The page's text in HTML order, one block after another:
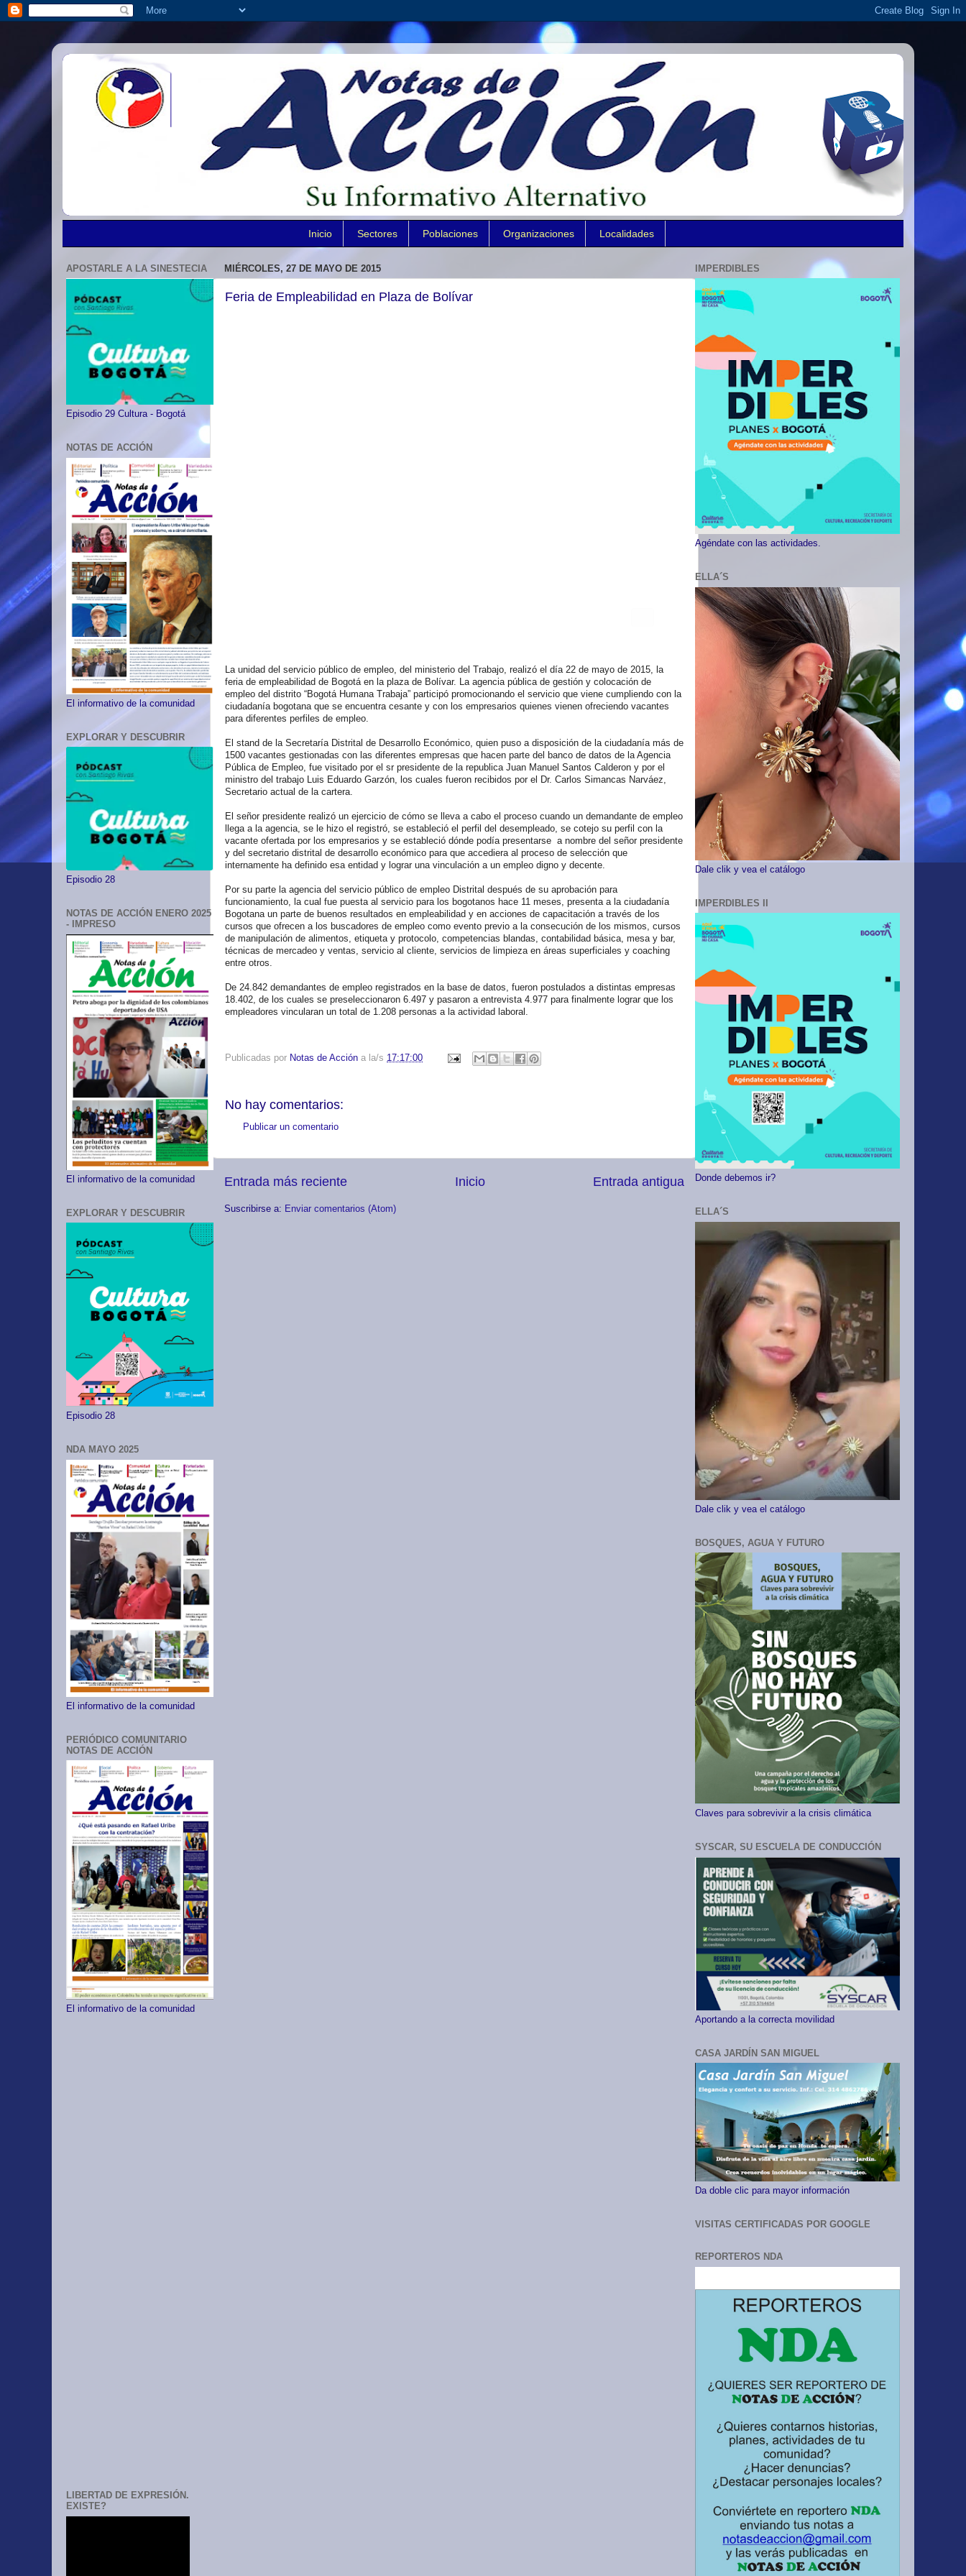
Inicio Sectores Poblaciones Organizaciones Localidades
MIÉRCOLES, 27 DE MAYO DE 2015
Feria de Empleabilidad en Plaza de Bolívar
La unidad del servicio público de empleo, del ministerio del Trabajo, realizó el día 22 de mayo de 2015, la
feria de empleabilidad de Bogotá en la plaza de Bolívar. La agencia pública de gestión y colocación de
empleo del distrito “Bogotá Humana Trabaja” participó promocionando el servicio que viene cumpliendo con la
ciudadanía bogotana que se encuentra cesante y con los empresarios quienes vienen ofreciendo vacantes
para diferentes perfiles de empleo.
El stand de la Secretaría Distrital de Desarrollo Económico, quien puso a disposición de la ciudadanía más de
1500 vacantes gestionadas con las diferentes empresas que hacen parte del banco de datos de la Agencia
Pública de Empleo, fue visitado por el sr presidente de la republica Juan Manuel Santos Calderon y por el
ministro del trabajo Luis Eduardo Garzón, los cuales fueron recibidos por el Dr. Carlos Simancas Narváez,
Secretario actual de la cartera.
El señor presidente realizó un ejercicio de cómo se lleva a cabo el proceso cuando un demandante de empleo
llega a la agencia, se le hizo el registró, se estableció el perfil del desempleado, se cotejo su perfil con la
vacante ofertada por los empresarios y se estableció dónde podía presentarse a nombre del señor presidente
y del secretario distrital de desarrollo económico para que accediera al proceso de selección que
internamente ha definido esa entidad y lograr una vinculación a un empleo digno y decente.
Por su parte la agencia del servicio público de empleo Distrital después de su aprobación para
funcionamiento, la cual fue puesta al servicio para los bogotanos hace 11 meses, presenta a la ciudadanía
Bogotana un parte de buenos resultados en empleabilidad y en acciones de capacitación a través de los
cursos que ofrecen a los buscadores de empleo como evento previo a la consecución de los mismos, cursos
de manipulación de alimentos, etiqueta y protocolo, competencias blandas, contabilidad básica, mesa y bar,
técnicas de mercadeo y ventas, servicio al cliente, servicios de limpieza en áreas superficiales y coaching
entre otros.
De 24.842 demandantes de empleo registrados en la base de datos, fueron postulados a distintas empresas
18.402, de los cuales se preseleccionaron 6.497 y pasaron a entrevista 4.977 para finalmente lograr que los
empleadores vincularan un total de 1.208 personas a la actividad laboral.
Publicadas por Notas de Acción a la/s 17:17:00
No hay comentarios:
Publicar un comentario
Entrada más reciente Entrada antigua
Inicio
Suscribirse a: Enviar comentarios (Atom)
APOSTARLE A LA SINESTECIA
Episodio 29 Cultura - Bogotá
NOTAS DE ACCIÓN
El informativo de la comunidad
EXPLORAR Y DESCUBRIR
Episodio 28
NOTAS DE ACCIÓN ENERO 2025
- IMPRESO
El informativo de la comunidad
EXPLORAR Y DESCUBRIR
Episodio 28
NDA MAYO 2025
El informativo de la comunidad
PERIÓDICO COMUNITARIO
NOTAS DE ACCIÓN
El informativo de la comunidad
LIBERTAD DE EXPRESIÓN.
EXISTE?
IMPERDIBLES
Agéndate con las actividades.
ELLA´S
Dale clik y vea el catálogo
IMPERDIBLES II
Donde debemos ir?
ELLA´S
Dale clik y vea el catálogo
BOSQUES, AGUA Y FUTURO
Claves para sobrevivir a la crisis climática
SYSCAR, SU ESCUELA DE CONDUCCIÓN
Aportando a la correcta movilidad
CASA JARDÍN SAN MIGUEL
Da doble clic para mayor información
VISITAS CERTIFICADAS POR GOOGLE
REPORTEROS NDA